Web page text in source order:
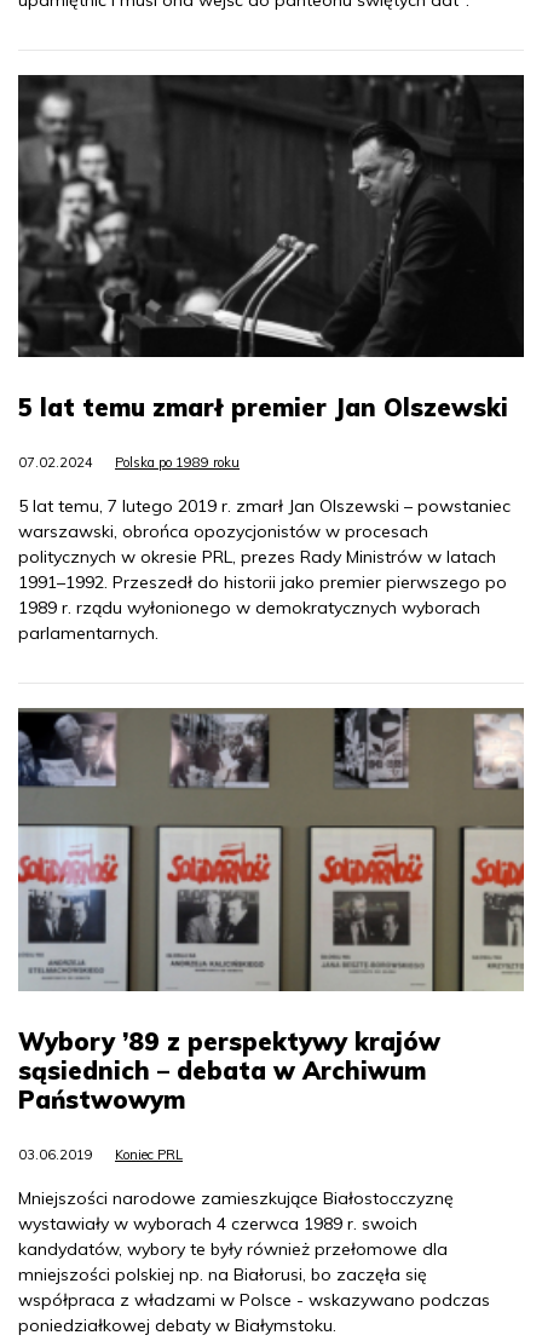
5 lat temu zmarł premier Jan Olszewski
07.02.2024 Polska po 1989 roku
5 lat temu, 7 lutego 2019 r. zmarł Jan Olszewski – powstaniec
warszawski, obrońca opozycjonistów w procesach
politycznych w okresie PRL, prezes Rady Ministrów w latach
1991–1992. Przeszedł do historii jako premier pierwszego po
1989 r. rządu wyłonionego w demokratycznych wyborach
parlamentarnych.
Wybory ’89 z perspektywy krajów
sąsiednich – debata w Archiwum
Państwowym
03.06.2019 Koniec PRL
Mniejszości narodowe zamieszkujące Białostocczyznę
wystawiały w wyborach 4 czerwca 1989 r. swoich
kandydatów, wybory te były również przełomowe dla
mniejszości polskiej np. na Białorusi, bo zaczęła się
współpraca z władzami w Polsce - wskazywano podczas
poniedziałkowej debaty w Białymstoku.